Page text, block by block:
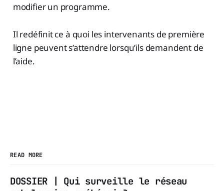
modifier un programme.
Il redéfinit ce à quoi les intervenants de première
ligne peuvent s’attendre lorsqu’ils demandent de
l’aide.
READ MORE
DOSSIER | Qui surveille le réseau